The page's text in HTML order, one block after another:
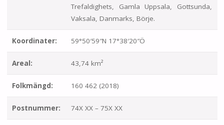
Trefaldighets, Gamla Uppsala, Gottsunda,
Vaksala, Danmarks, Börje.
Koordinater: 59°50′59″N 17°38′20″Ö
Areal: 43,74 km²
Folkmängd: 160 462 (2018)
Postnummer: 74X XX – 75X XX